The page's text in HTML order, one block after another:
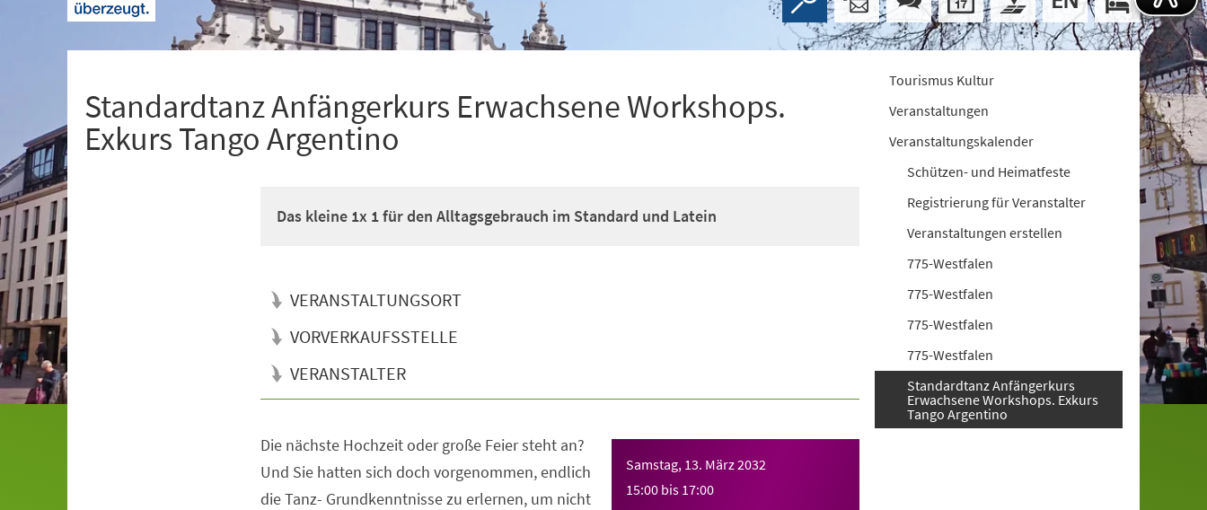
Standardtanz Anfängerkurs Erwachsene Workshops.
Exkurs Tango Argentino
Das kleine 1x 1 für den Alltagsgebrauch im Standard und Latein
VERANSTALTUNGSORT
VORVERKAUFSSTELLE
VERANSTALTER
Samstag, 13. März 2032
15:00 bis 17:00
Die nächste Hochzeit oder große Feier steht an?
Und Sie hatten sich doch vorgenommen, endlich
die Tanz- Grundkenntnisse zu erlernen, um nicht
Tourismus Kultur
Veranstaltungen
Veranstaltungskalender
Schützen- und Heimatfeste
Registrierung für Veranstalter
Veranstaltungen erstellen
775-Westfalen
775-Westfalen
775-Westfalen
775-Westfalen
Standardtanz Anfängerkurs
Erwachsene Workshops. Exkurs
Tango Argentino